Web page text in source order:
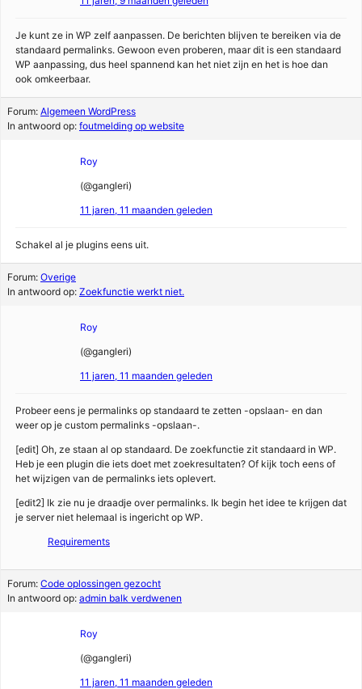
Je kunt ze in WP zelf aanpassen. De berichten blijven te bereiken via de
standaard permalinks. Gewoon even proberen, maar dit is een standaard
WP aanpassing, dus heel spannend kan het niet zijn en het is hoe dan
ook omkeerbaar.
Forum: Algemeen WordPress
In antwoord op: foutmelding op website
Roy
(@gangleri)
11 jaren, 11 maanden geleden
Schakel al je plugins eens uit.
Forum: Overige
In antwoord op: Zoekfunctie werkt niet.
Roy
(@gangleri)
11 jaren, 11 maanden geleden
Probeer eens je permalinks op standaard te zetten -opslaan- en dan
weer op je custom permalinks -opslaan-.
[edit] Oh, ze staan al op standaard. De zoekfunctie zit standaard in WP.
Heb je een plugin die iets doet met zoekresultaten? Of kijk toch eens of
het wijzigen van de permalinks iets oplevert.
[edit2] Ik zie nu je draadje over permalinks. Ik begin het idee te krijgen dat
je server niet helemaal is ingericht op WP.
Requirements
Forum: Code oplossingen gezocht
In antwoord op: admin balk verdwenen
Roy
(@gangleri)
11 jaren, 11 maanden geleden